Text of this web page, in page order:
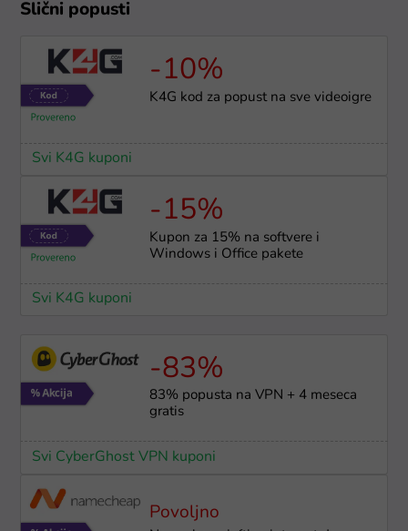
Slični popusti
-10%
K4G kod za popust na sve videoigre
Svi K4G kuponi
-15%
Kupon za 15% na softvere i
Windows i Office pakete
Svi K4G kuponi
-83%
83% popusta na VPN + 4 meseca
gratis
Svi CyberGhost VPN kuponi
Povoljno